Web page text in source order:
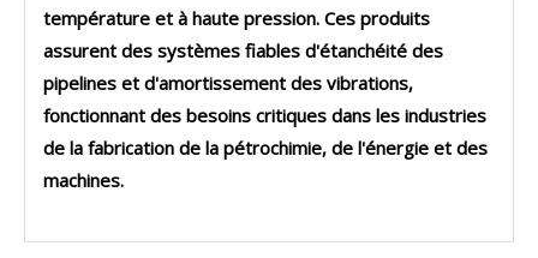
température et à haute pression. Ces produits
assurent des systèmes fiables d'étanchéité des
pipelines et d'amortissement des vibrations,
fonctionnant des besoins critiques dans les industries
de la fabrication de la pétrochimie, de l'énergie et des
machines.